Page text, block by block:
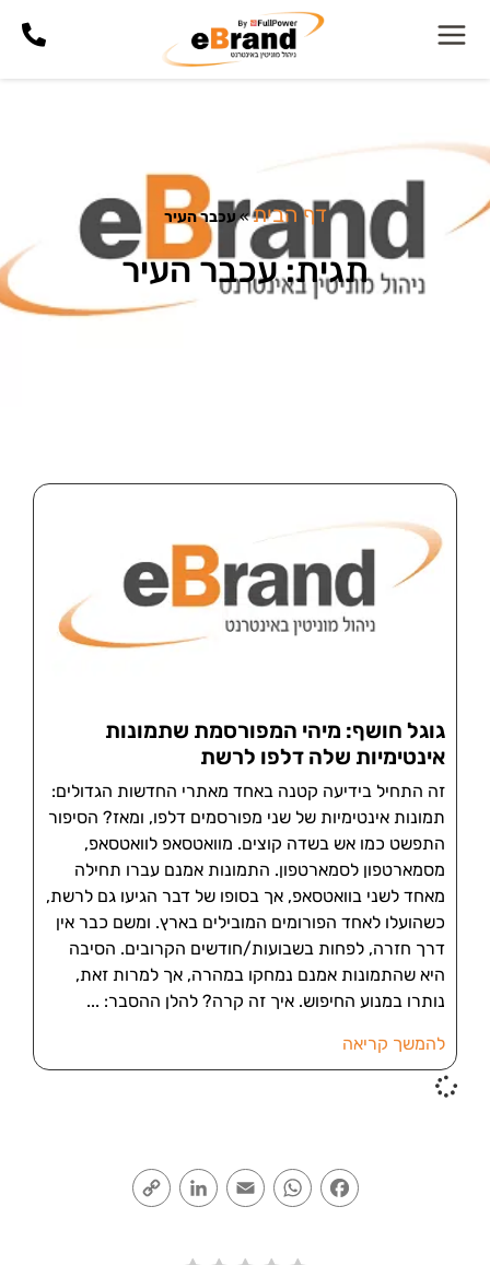
דף הבית»עכבר העיר
תגית: עכבר העיר
גוגל חושף: מיהי המפורסמת שתמונות
אינטימיות שלה דלפו לרשת
זה התחיל בידיעה קטנה באחד מאתרי החדשות הגדולים:
תמונות אינטימיות של שני מפורסמים דלפו, ומאז? הסיפור
התפשט כמו אש בשדה קוצים. מוואטסאפ לוואטסאפ,
מסמארטפון לסמארטפון. התמונות אמנם עברו תחילה
מאחד לשני בוואטסאפ, אך בסופו של דבר הגיעו גם לרשת,
כשהועלו לאחד הפורומים המובילים בארץ. ומשם כבר אין
דרך חזרה, לפחות בשבועות/חודשים הקרובים. הסיבה
היא שהתמונות אמנם נמחקו במהרה, אך למרות זאת,
נותרו במנוע החיפוש. איך זה קרה? להלן ההסבר:
להמשך קריאה
Facebook
WhatsApp
Email
LinkedIn